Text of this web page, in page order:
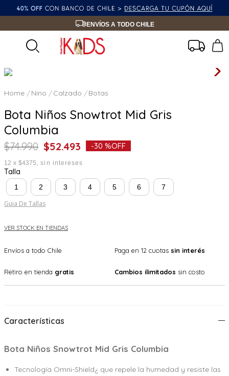
ENVÍOS A TODO CHILE
Nino Calzado Botas
Bota Niños Snowtrot Mid Gris
Columbia
$74.990 $52.493 -30 %OFF
12 x $4375 sin intereses
Talla
1 2 3 4 5 6 7
Guia De Tallas
VER STOCK EN TIENDAS
Envíos a todo Chile Paga en 12 cuotas sin interés
Retiro en tienda gratis Cambios ilimitados sin costo
Características
Bota Niños Snowtrot Mid Gris Columbia
Tecnología Omni-Shield¿ que repele la humedad y resiste las